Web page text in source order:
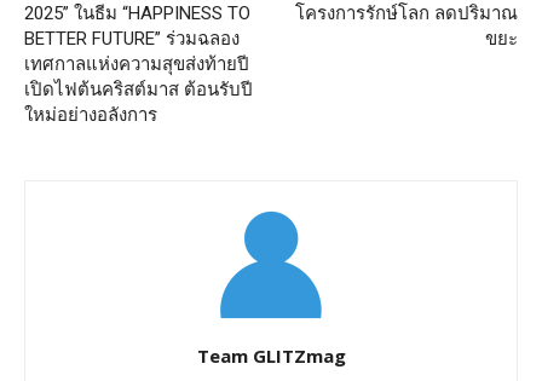
2025” ในธีม “HAPPINESS TO
BETTER FUTURE” ร่วมฉลอง
เทศกาลแห่งความสุขส่งท้ายปี
เปิดไฟต้นคริสต์มาส ต้อนรับปี
ใหม่อย่างอลังการ
โครงการรักษ์โลก ลดปริมาณ
ขยะ
Team GLITZmag